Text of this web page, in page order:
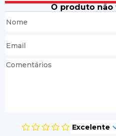
O produto